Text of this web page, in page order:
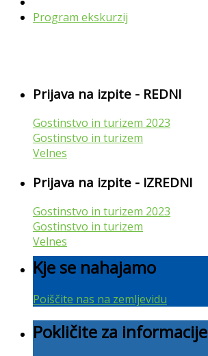
Program ekskurzij
Prijava na izpite - REDNI
Gostinstvo in turizem 2023
Gostinstvo in turizem
Velnes
Prijava na izpite - IZREDNI
Gostinstvo in turizem 2023
Gostinstvo in turizem
Velnes
Kje se nahajamo
Poiščite nas na zemljevidu
Pokličite za informacije